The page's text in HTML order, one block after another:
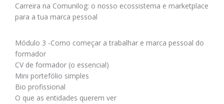
Carreira na Comunilog: o nosso ecossistema e marketplace
para a tua marca pessoal
Módulo 3 -Como começar a trabalhar e marca pessoal do
formador
CV de formador (o essencial)
Mini portefólio simples
Bio profissional
O que as entidades querem ver